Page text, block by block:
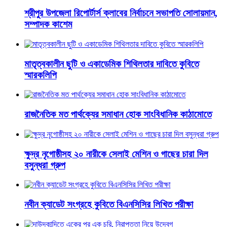
শ্রীপুর উপজেলা রিপোর্টার্স ক্লাবের নির্বাচনে সভাপতি সোলায়মান,
সম্পাদক কাশেম
মাতৃত্বকালীন ছুটি ও একাডেমিক শিথিলতার দাবিতে কুবিতে
স্মারকলিপি
রাজনৈতিক মত পার্থক্যের সমাধান হোক সাংবিধানিক কাঠামোতে
ক্ষুদ্র নৃগোষ্ঠীসহ ২০ নারীকে সেলাই মেশিন ও গাছের চারা দিল
বসুন্ধরা গ্রুপ
নবীন ক্যাডেট সংগ্রহে কুবিতে বিএনসিসির লিখিত পরীক্ষা